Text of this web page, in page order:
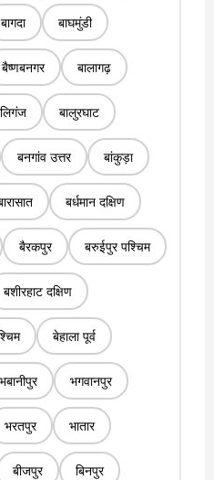
बागदा बाघमुंडी
बैष्णबनगर बालागढ़
बालुरघाट
बनगांव उत्तर बांकुड़ा
बर्धमान दक्षिण
बैरकपुर बरुईपुर पश्चिम
बशीरहाट दक्षिण
बेहाला पूर्व
भबानीपुर भगवानपुर
भरतपुर भातार
बीजपुर बिनपुर